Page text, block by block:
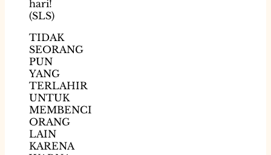
hari!
(SLS)
TIDAK
SEORANG
PUN
YANG
TERLAHIR
UNTUK
MEMBENCI
ORANG
LAIN
KARENA